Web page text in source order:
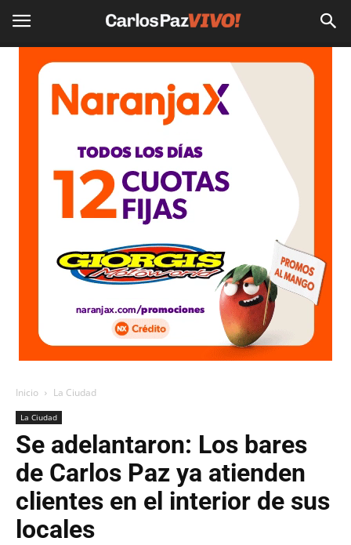
Inicio La Ciudad
La Ciudad
Se adelantaron: Los bares
de Carlos Paz ya atienden
clientes en el interior de sus
locales